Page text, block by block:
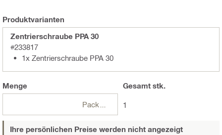
Produktvarianten
Zentrierschraube PPA 30
#233817
1x Zentrierschraube PPA 30
Menge
Packungen
Gesamtstk.
1
Ihre persönlichen Preise werden nicht angezeigt